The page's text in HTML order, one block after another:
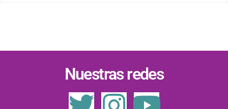
Nuestras redes